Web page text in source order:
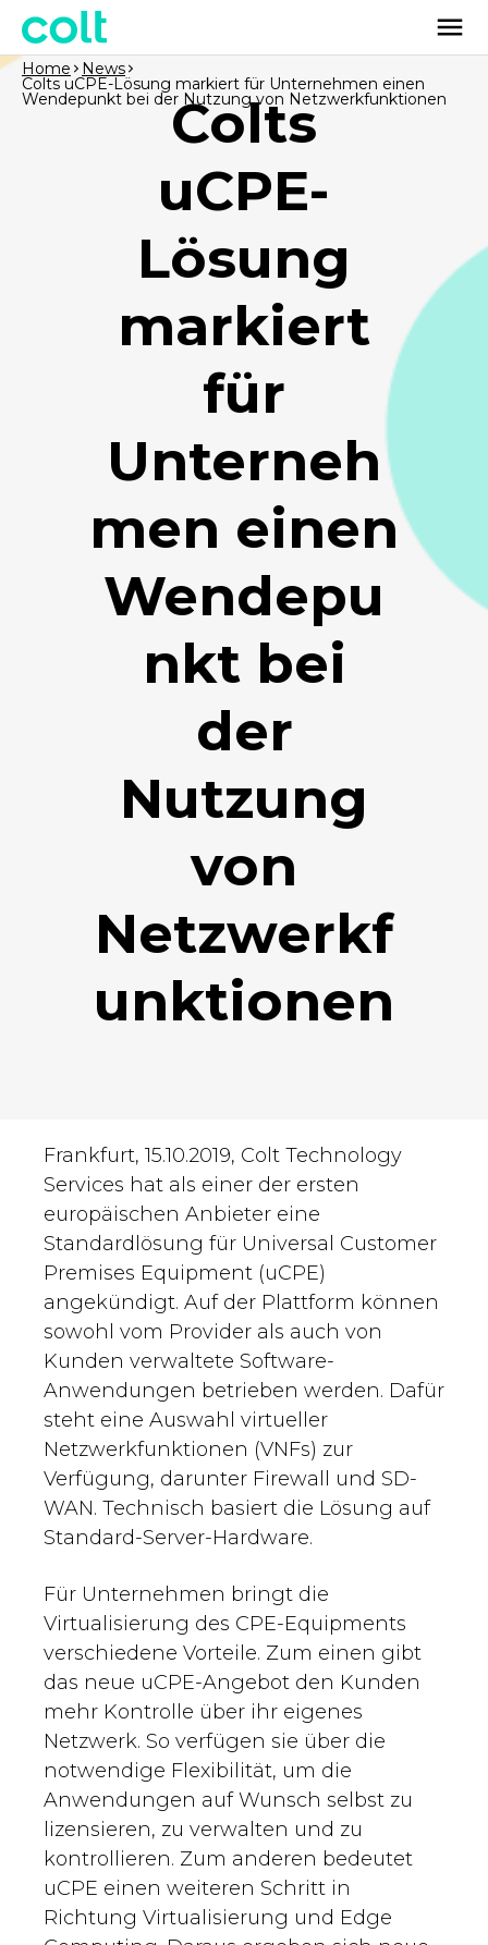
Colts
uCPE-
Lösung
markiert
für
Unterneh
men einen
Wendepu
nkt bei
der
Nutzung
von
Netzwerkf
unktionen
Home News
Colts uCPE-Lösung markiert für Unternehmen einen
Wendepunkt bei der Nutzung von Netzwerkfunktionen
Frankfurt, 15.10.2019, Colt Technology
Services hat als einer der ersten
europäischen Anbieter eine
Standardlösung für Universal Customer
Premises Equipment (uCPE)
angekündigt. Auf der Plattform können
sowohl vom Provider als auch von
Kunden verwaltete Software-
Anwendungen betrieben werden. Dafür
steht eine Auswahl virtueller
Netzwerkfunktionen (VNFs) zur
Verfügung, darunter Firewall und SD-
WAN. Technisch basiert die Lösung auf
Standard-Server-Hardware.
Für Unternehmen bringt die
Virtualisierung des CPE-Equipments
verschiedene Vorteile. Zum einen gibt
das neue uCPE-Angebot den Kunden
mehr Kontrolle über ihr eigenes
Netzwerk. So verfügen sie über die
notwendige Flexibilität, um die
Anwendungen auf Wunsch selbst zu
lizensieren, zu verwalten und zu
kontrollieren. Zum anderen bedeutet
uCPE einen weiteren Schritt in
Richtung Virtualisierung und Edge